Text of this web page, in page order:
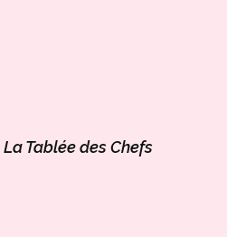
La Tablée des Chefs